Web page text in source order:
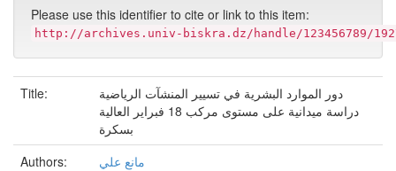
Please use this identifier to cite or link to this item:
http://archives.univ-biskra.dz/handle/123456789/
Title:
دور الموارد البشرية في تسيير المنشآت الرياضية
دراسة ميدانية على مستوى مركب 18 فبراير العالية
بسكرة
Authors:
مانع علي